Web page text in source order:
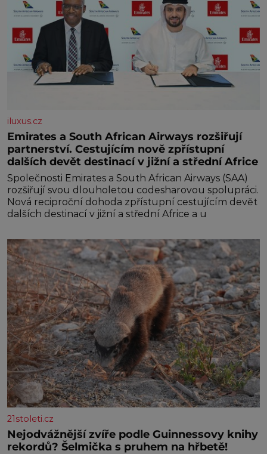
iluxus.cz
Emirates a South African Airways rozšiřují
partnerství. Cestujícím nově zpřístupní
dalších devět destinací v jižní a střední Africe
Společnosti Emirates a South African Airways (SAA)
rozšiřují svou dlouholetou codesharovou spolupráci.
Nová reciproční dohoda zpřístupní cestujícím devět
dalších destinací v jižní a střední Africe a u
21stoleti.cz
Nejodvážnější zvíře podle Guinnessovy knihy
rekordů? Šelmička s pruhem na hřbetě!